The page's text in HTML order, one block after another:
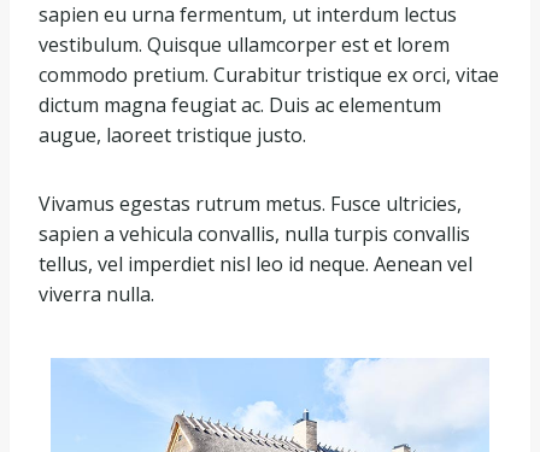
sapien eu urna fermentum, ut interdum lectus
vestibulum. Quisque ullamcorper est et lorem
commodo pretium. Curabitur tristique ex orci, vitae
dictum magna feugiat ac. Duis ac elementum
augue, laoreet tristique justo.
Vivamus egestas rutrum metus. Fusce ultricies,
sapien a vehicula convallis, nulla turpis convallis
tellus, vel imperdiet nisl leo id neque. Aenean vel
viverra nulla.